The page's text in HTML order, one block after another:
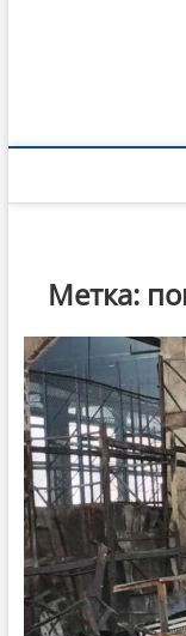
Метка: